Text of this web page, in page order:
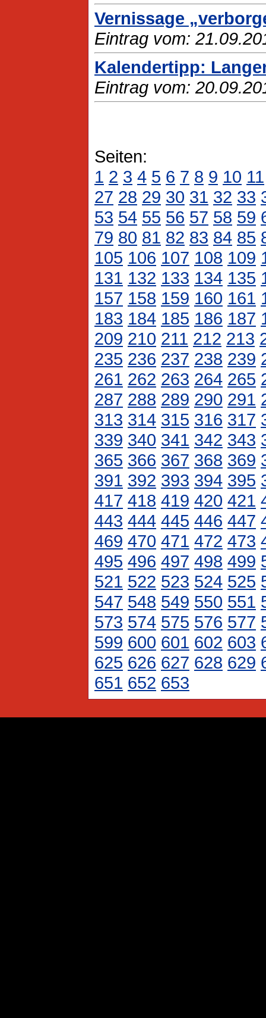
Vernissage
Eintrag vom:
Kalendertipp:
Eintrag vom:
Seiten:
1 2 3 4 5 6 7 8 9 10 11
27 28 29 30 31 32 33
53 54 55 56 57 58 59
79 80 81 82 83 84 85
105 106 107 108 109
131 132 133 134 135
157 158 159 160 161
183 184 185 186 187
209 210 211 212 213
235 236 237 238 239
261 262 263 264 265
287 288 289 290 291
313 314 315 316 317
339 340 341 342 343
365 366 367 368 369
391 392 393 394 395
417 418 419 420 421
443 444 445 446 447
469 470 471 472 473
495 496 497 498 499
521 522 523 524 525
547 548 549 550 551
573 574 575 576 577
599 600 601 602 603
625 626 627 628 629
651 652 653